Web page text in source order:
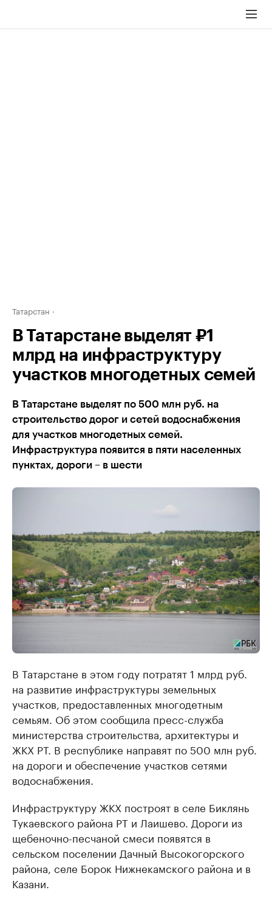
Татарстан
В Татарстане выделят ₽1
млрд на инфраструктуру
участков многодетных семей
В Татарстане выделят по 500 млн руб. на
строительство дорог и сетей водоснабжения
для участков многодетных семей.
Инфраструктура появится в пяти населенных
пунктах, дороги – в шести
В Татарстане в этом году потратят 1 млрд руб.
на развитие инфраструктуры земельных
участков, предоставленных многодетным
семьям. Об этом сообщила пресс-служба
министерства строительства, архитектуры и
ЖКХ РТ. В республике направят по 500 млн руб.
на дороги и обеспечение участков сетями
водоснабжения.
Инфраструктуру ЖКХ построят в селе Биклянь
Тукаевского района РТ и Лаишево. Дороги из
щебеночно-песчаной смеси появятся в
сельском поселении Дачный Высокогорского
района, селе Борок Нижнекамского района и в
Казани.